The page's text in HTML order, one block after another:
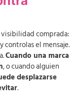
comprada:
controlas el mensaje.
Cuando una marca
, o cuando alguien
desplazarse
.